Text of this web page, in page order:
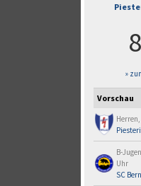
8
»
Vorschau
B-
Uhr
SC